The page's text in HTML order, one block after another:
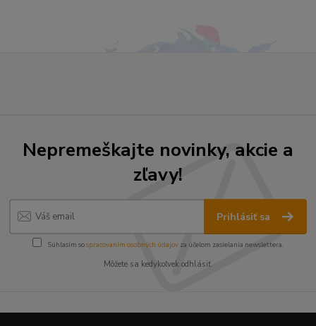
Nepremeškajte novinky, akcie a
zľavy!
Prihlásiť sa
Súhlasím sospracovaním osobných údajov za účelom zasielania newslettera.
Môžete sa kedykoľvek odhlásiť.